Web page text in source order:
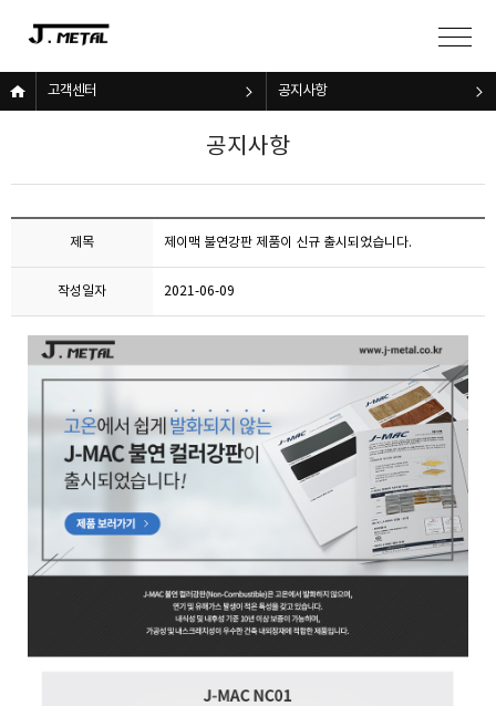
고객센터 공지사항
공지사항
제목 제이맥 불연강판 제품이 신규 출시되었습니다.
작성일자 2021-06-09